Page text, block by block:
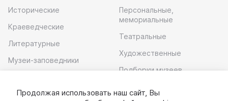
Исторические
Краеведческие
Литературные
Музеи-заповедники
Персональные,
мемориальные
Театральные
Художественные
Подборки музеев
Продолжая использовать наш сайт, Вы